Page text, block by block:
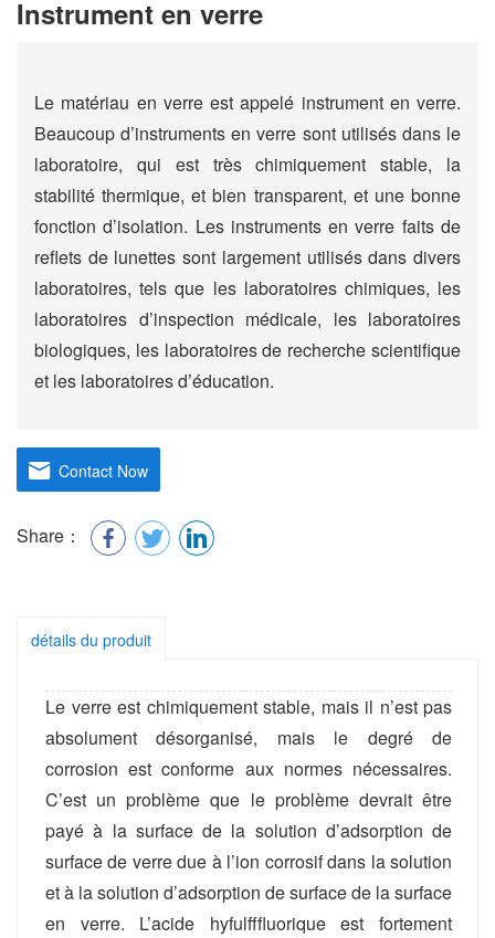
Instrument en verre
Le matériau en verre est appelé instrument en verre.
Beaucoup d’instruments en verre sont utilisés dans le
laboratoire, qui est très chimiquement stable, la
stabilité thermique, et bien transparent, et une bonne
fonction d’isolation. Les instruments en verre faits de
reflets de lunettes sont largement utilisés dans divers
laboratoires, tels que les laboratoires chimiques, les
laboratoires d’inspection médicale, les laboratoires
biologiques, les laboratoires de recherche scientifique
et les laboratoires d’éducation.
Contact Now
Share：
détails du produit
Le verre est chimiquement stable, mais il n’est pas
absolument désorganisé, mais le degré de
corrosion est conforme aux normes nécessaires.
C’est un problème que le problème devrait être
payé à la surface de la solution d’adsorption de
surface de verre due à l’ion corrosif dans la solution
et à la solution d’adsorption de surface de la surface
en verre. L’acide hyfulfffluorique est fortement